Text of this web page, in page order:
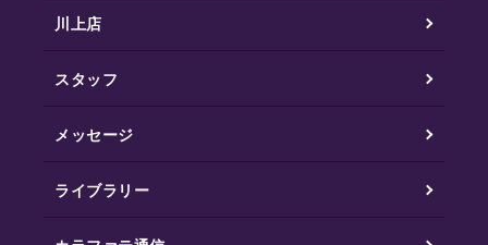
川上店
スタッフ
メッセージ
ライブラリー